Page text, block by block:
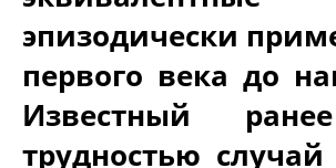
эпизодически
первого века до
Известный
трудностью